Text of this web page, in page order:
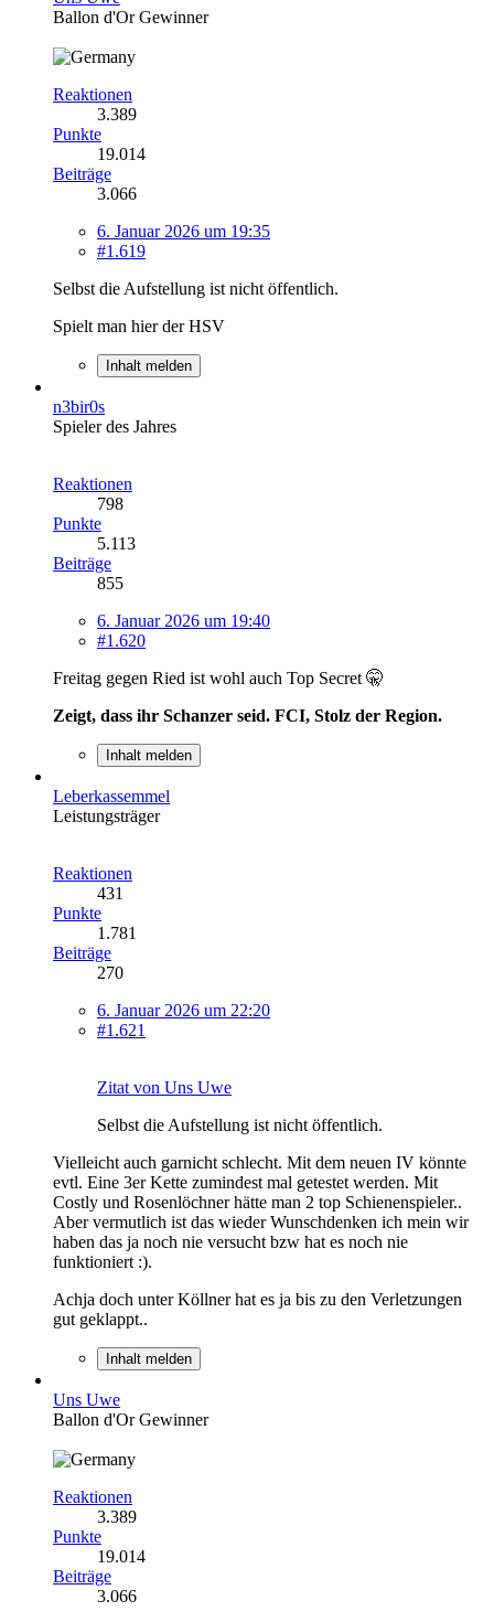
Ballon d'Or Gewinner
Reaktionen
3.389
Punkte
19.014
Beiträge
3.066
6. Januar 2026 um 19:35
#1.619
Selbst die Aufstellung ist nicht öffentlich.
Spielt man hier der HSV
Inhalt melden
n3bir0s
Spieler des Jahres
Reaktionen
798
Punkte
5.113
Beiträge
855
6. Januar 2026 um 19:40
#1.620
Freitag gegen Ried ist wohl auch Top Secret 🤫
Zeigt, dass ihr Schanzer seid. FCI, Stolz der Region.
Inhalt melden
Leberkassemmel
Leistungsträger
Reaktionen
431
Punkte
1.781
Beiträge
270
6. Januar 2026 um 22:20
#1.621
Zitat von Uns Uwe
Selbst die Aufstellung ist nicht öffentlich.
Vielleicht auch garnicht schlecht. Mit dem neuen IV könnte
evtl. Eine 3er Kette zumindest mal getestet werden. Mit
Costly und Rosenlöchner hätte man 2 top Schienenspieler..
Aber vermutlich ist das wieder Wunschdenken ich mein wir
haben das ja noch nie versucht bzw hat es noch nie
funktioniert :).
Achja doch unter Köllner hat es ja bis zu den Verletzungen
gut geklappt..
Inhalt melden
Uns Uwe
Ballon d'Or Gewinner
Reaktionen
3.389
Punkte
19.014
Beiträge
3.066